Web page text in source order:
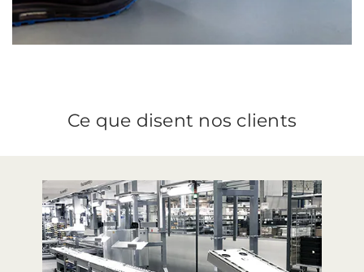
Ce que disent nos clients